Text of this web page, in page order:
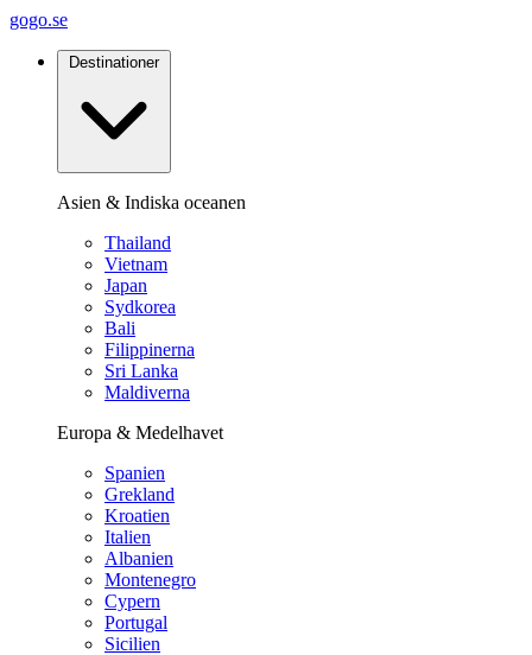
gogo.se
Destinationer
Asien & Indiska oceanen
Thailand
Vietnam
Japan
Sydkorea
Bali
Filippinerna
Sri Lanka
Maldiverna
Europa & Medelhavet
Spanien
Grekland
Kroatien
Italien
Albanien
Montenegro
Cypern
Portugal
Sicilien